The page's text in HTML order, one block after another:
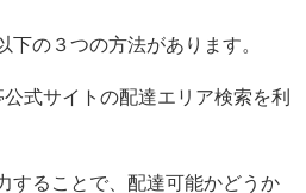
下の３つの方法があります。
式サイトの配達エリア検索を利
することで、配達可能かどうか